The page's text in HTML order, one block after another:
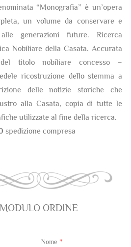
“Monografia” è un’opera
un volume da conservare e
generazioni future. Ricerca
Nobiliare della Casata. Accurata
del titolo nobiliare concesso –
ricostruzione dello stemma a
delle notizie storiche che
alla Casata, copia di tutte le
utilizzate al fine della ricerca.
spedizione compresa
MODULO ORDINE
Nome